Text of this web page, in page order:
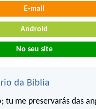
E-mail
Android
No seu site
da Bíblia
tu me preservarás das